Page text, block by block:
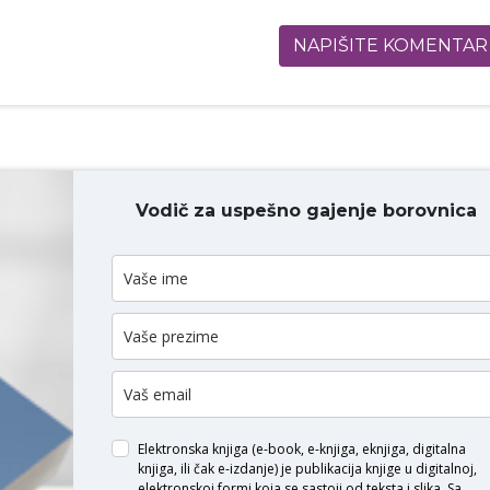
NAPIŠITE KOMENTAR
KOMENTAR
Vodič za uspešno gajenje borovnica
Elektronska knjiga (e-book, e-knjiga, eknjiga, digitalna
knjiga, ili čak e-izdanje) je publikacija knjige u digitalnoj,